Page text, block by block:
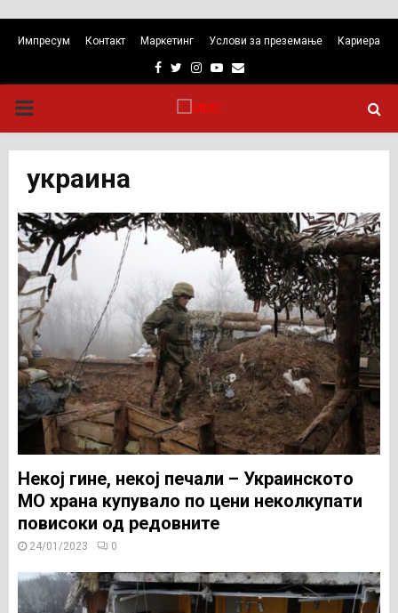
Импресум Контакт Маркетинг Услови за преземање Кариера
Facebook
TwitterInstagram
Youtube
Email
PRIMARY
MENU
украина
Некој гине, некој печали – Украинското
МО храна купувало по цени неколкупати
повисоки од редовните
24/01/2023 0